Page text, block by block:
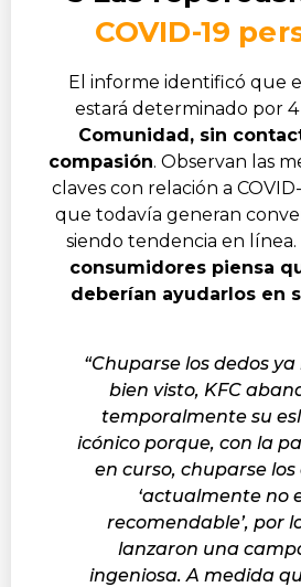
COVID-19
El informe identificó que
estará determinado por 4
Comunidad, sin
compasión. Observan las
claves con relación a
que todavía generan
siendo tendencia en línea.
consumidores piensa
deberían ayudarlos en
“Chuparse los dedos
bien visto, KFC
temporalmente su
icónico porque, con la
en curso, chuparse los
‘actualmente no
recomendable’, por
lanzaron una
ingeniosa. A medida